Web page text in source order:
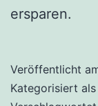
ersparen.
Veröffentlicht
Kategorisiert als